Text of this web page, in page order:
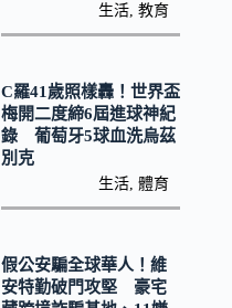
生活 ,教育
C羅41歲照樣轟！世界盃
梅開二度締6屆進球神紀
錄 葡萄牙5球血洗烏茲
別克
生活 ,體育
假公安騙全球華人！維
安特勤破門攻堅 豪宅